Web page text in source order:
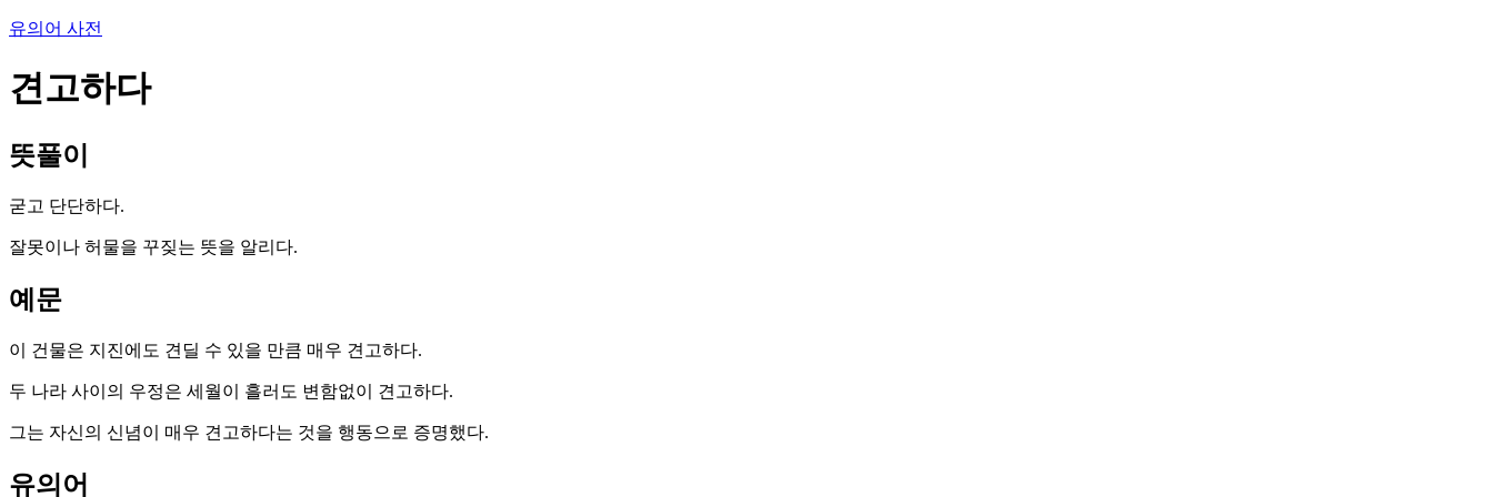
유의어 사전
견고하다
뜻풀이
굳고 단단하다.
잘못이나 허물을 꾸짖는 뜻을 알리다.
예문
이 건물은 지진에도 견딜 수 있을 만큼 매우 견고하다.
두 나라 사이의 우정은 세월이 흘러도 변함없이 견고하다.
그는 자신의 신념이 매우 견고하다는 것을 행동으로 증명했다.
유의어